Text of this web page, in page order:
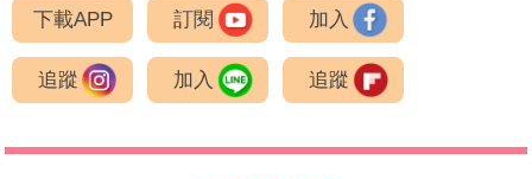
下載APP 訂閱 加入
追蹤 加入 追蹤